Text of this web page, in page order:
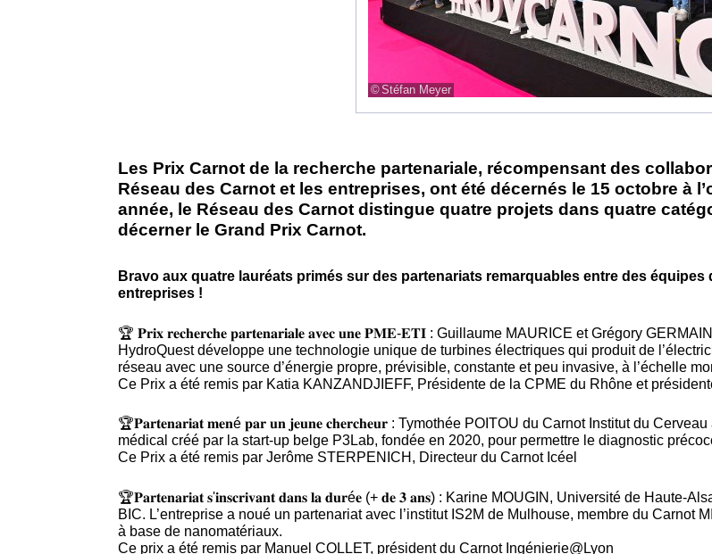
Stéfan Meyer
Les Prix Carnot de la recherche partenariale, récompensant des
Réseau des Carnot et les entreprises, ont été décernés le 15 octobre à
année, le Réseau des Carnot distingue quatre projets dans quatre
décerner le Grand Prix Carnot.
Bravo aux quatre lauréats primés sur des partenariats remarquables entre des
entreprises !
🏆 𝐏𝐫𝐢𝐱 𝐫𝐞𝐜𝐡𝐞𝐫𝐜𝐡𝐞 𝐩𝐚𝐫𝐭𝐞𝐧𝐚𝐫𝐢𝐚𝐥𝐞 𝐚𝐯𝐞𝐜 𝐮𝐧𝐞 𝐏𝐌𝐄-𝐄𝐓𝐈 : Guillaume MAURICE et Grégory
HydroQuest développe une technologie unique de turbines électriques qui produit de
réseau avec une source d’énergie propre, prévisible, constante et peu invasive, à l’échelle
Ce Prix a été remis par Katia KANZANDJIEFF, Présidente de la CPME du Rhône et
🏆𝐏𝐚𝐫𝐭𝐞𝐧𝐚𝐫𝐢𝐚𝐭 𝐦𝐞𝐧é 𝐩𝐚𝐫 𝐮𝐧 𝐣𝐞𝐮𝐧𝐞 𝐜𝐡𝐞𝐫𝐜𝐡𝐞𝐮𝐫 : Tymothée POITOU du Carnot Institut du
médical créé par la start-up belge P3Lab, fondée en 2020, pour permettre le diagnostic
Ce Prix a été remis par Jerôme STERPENICH, Directeur du Carnot Icéel
🏆𝐏𝐚𝐫𝐭𝐞𝐧𝐚𝐫𝐢𝐚𝐭 𝐬'𝐢𝐧𝐬𝐜𝐫𝐢𝐯𝐚𝐧𝐭 𝐝𝐚𝐧𝐬 𝐥𝐚 𝐝𝐮𝐫é𝐞 (+ 𝐝𝐞 𝟑 𝐚𝐧𝐬) : Karine MOUGIN, Université de
BIC. L’entreprise a noué un partenariat avec l’institut IS2M de Mulhouse, membre du
à base de nanomatériaux.
Ce prix a été remis par Manuel COLLET, président du Carnot Ingénierie@Lyon